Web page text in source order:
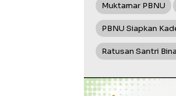
Muktamar PBNU
PBNU Siapkan
Ratusan Santri